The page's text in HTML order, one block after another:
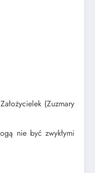
(Zuzmary
nie być zwykłymi